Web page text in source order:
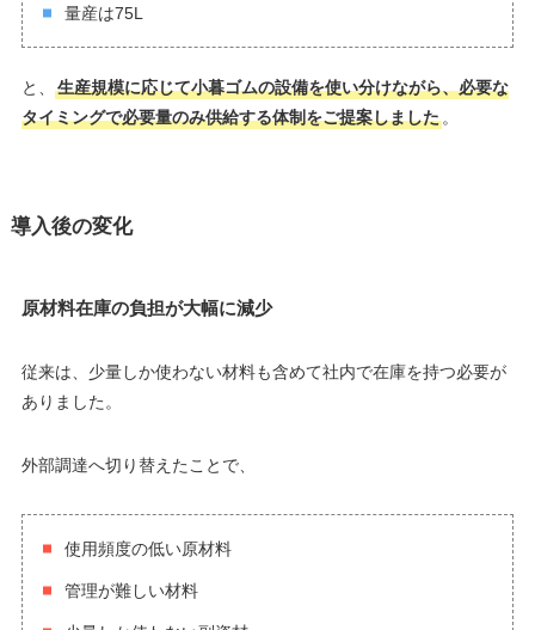
量産は75L
と、
生産規模に応じて小暮ゴムの設備を使い分けながら、必要な
タイミングで必要量のみ供給する体制をご提案しました。
導入後の変化
原材料在庫の負担が大幅に減少
従来は、少量しか使わない材料も含めて社内で在庫を持つ必要が
ありました。
外部調達へ切り替えたことで、
使用頻度の低い原材料
管理が難しい材料